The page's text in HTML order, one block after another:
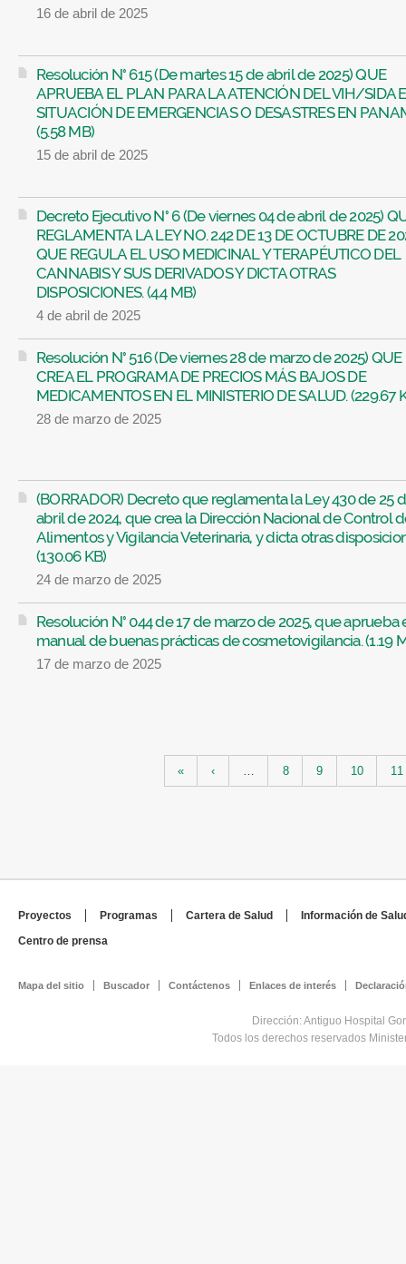
16 de abril de 2025
Resolución N° 615 (De martes 15 de abril de 2025) QUE
APRUEBA EL PLAN PARA LA ATENCIÓN DEL VIH/SIDA
SITUACIÓN DE EMERGENCIAS O DESASTRES EN
(5.58 MB)
15 de abril de 2025
Decreto Ejecutivo N° 6 (De viernes 04 de abril de 2025)
REGLAMENTA LA LEY NO. 242 DE 13 DE OCTUBRE DE
QUE REGULA EL USO MEDICINAL Y TERAPÉUTICO DEL
CANNABIS Y SUS DERIVADOS Y DICTA OTRAS
DISPOSICIONES. (4.4 MB)
4 de abril de 2025
Resolución N° 516 (De viernes 28 de marzo de 2025) QUE
CREA EL PROGRAMA DE PRECIOS MÁS BAJOS DE
MEDICAMENTOS EN EL MINISTERIO DE SALUD. (229.67
28 de marzo de 2025
(BORRADOR) Decreto que reglamenta la Ley 430 de 25
abril de 2024, que crea la Dirección Nacional de Control
Alimentos y Vigilancia Veterinaria, y dicta otras
(130.06 KB)
24 de marzo de 2025
Resolución N° 044 de 17 de marzo de 2025, que aprueba
manual de buenas prácticas de cosmetovigilancia. (1.19
17 de marzo de 2025
« ‹ 8 9 10 11
Proyectos Programas Cartera de Salud
Información de
Centro de prensa
Mapa del sitio Buscador Contáctenos Enlaces de interés
Dirección: Antiguo Hospital
Todos los derechos reservados